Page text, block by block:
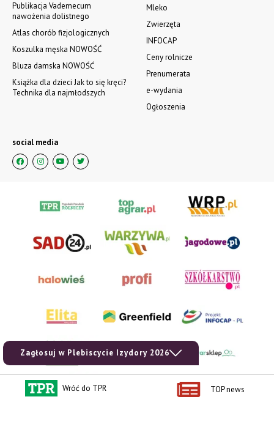
Zagłosuj w Plebiscycie Izydory 2026
Mleko
Zwierzęta
INFOCAP
Ceny rolnicze
Prenumerata
e-wydania
Ogłoszenia
Publikacja Vademecum
nawożenia dolistnego
Atlas chorób fizjologicznych
Koszulka męska NOWOŚĆ
Bluza damska NOWOŚĆ
Książka dla dzieci Jak to się kręci?
Technika dla najmłodszych
social media
Wróć do TPR TOP news